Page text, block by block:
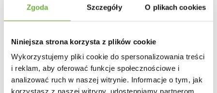
Zgoda Szczegóły O plikach cookies
Niniejsza strona korzysta z plików cookie
Wykorzystujemy pliki cookie do spersonalizowania treści
i reklam, aby oferować funkcje społecznościowe i
analizować ruch w naszej witrynie. Informacje o tym, jak
korzystasz z naszej witryny, udostępniamy partnerom